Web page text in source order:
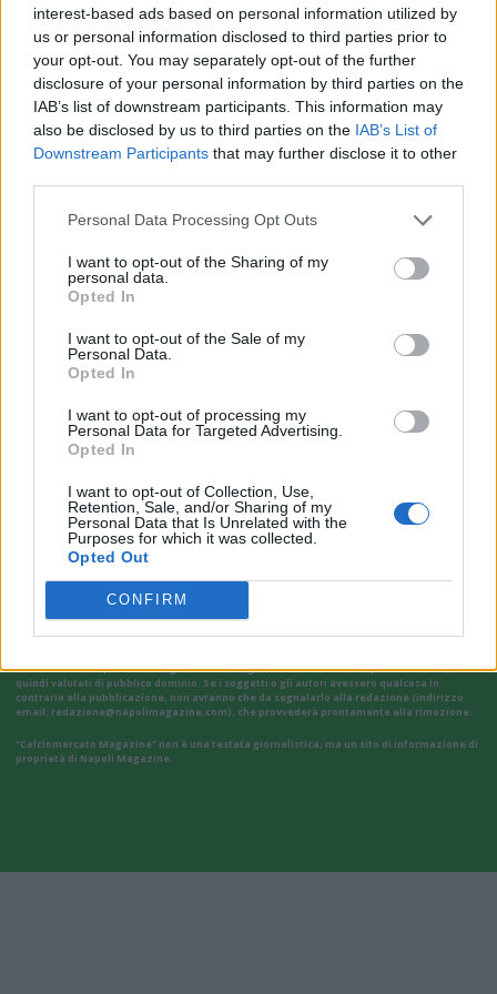
interest-based ads based on personal information utilized by
us or personal information disclosed to third parties prior to
your opt-out. You may separately opt-out of the further
disclosure of your personal information by third parties on the
IAB’s list of downstream participants. This information may
also be disclosed by us to third parties on the IAB’s List of
Downstream Participants that may further disclose it to other
Personal Data Processing Opt Outs
I want to opt-out of the Sharing of my
personal data.
Opted In
I want to opt-out of the Sale of my
Personal Data.
Opted In
I want to opt-out of processing my
Personal Data for Targeted Advertising.
Opted In
I want to opt-out of Collection, Use,
Retention, Sale, and/or Sharing of my
Personal Data that Is Unrelated with the
Purposes for which it was collected.
Opted Out
CONFIRM
stagione difficile con secondo posto e Supercoppa. Però c'è la
possibilità di crescere, per mantenere questo trend bisogna
continuare a spendere. Bisogna capire che tipo di investimenti
ti chiede il prossimo allenatore: diciamo che dopo il mercato di
quest'anno, per Sarri è buona qualsiasi cosa".
VAI ALLA VERSIONE CLASSICA
Il materiale (testo, foto e video) consultabile in questo portale è di nostra proprietà.
Alcune foto (screenshot) ed articoli presenti su "Calciomercato Magazine" sono in parte
comunicati stampa con immagini e testi allegati ed autorizzati alla pubblicazione, e
quindi valutati di pubblico dominio. Se i soggetti o gli autori avessero qualcosa in
contrario alla pubblicazione, non avranno che da segnalarlo alla redazione (indirizzo
email: redazione@napolimagazine.com), che provvederà prontamente alla rimozione.
"Calciomercato Magazine" non è una testata giornalistica, ma un sito di informazione di
proprietà di Napoli Magazine.